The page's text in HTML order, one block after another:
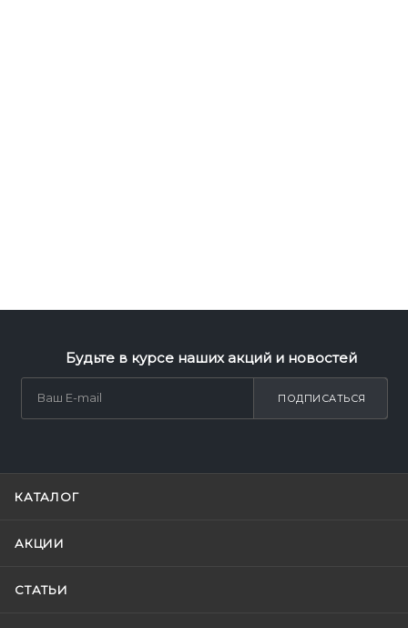
Будьте в курсе наших акций и новостей
ПОДПИСАТЬСЯ
КАТАЛОГ
АКЦИИ
СТАТЬИ